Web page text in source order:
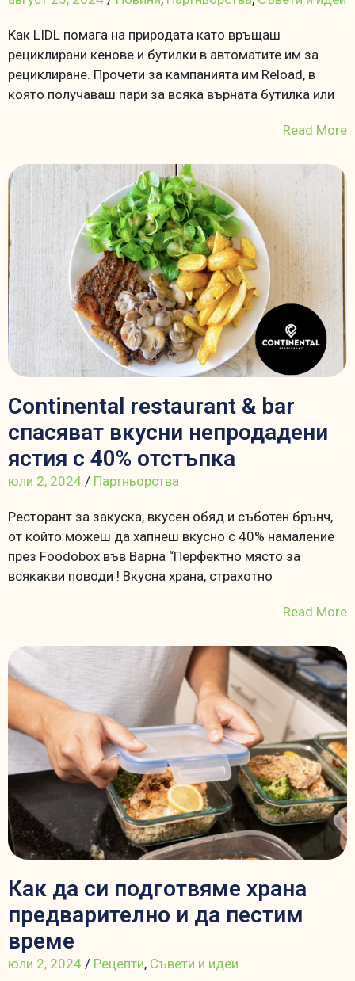
Как LIDL помага на природата като връщаш
рециклирани кенове и бутилки в автоматите им за
рециклиране. Прочети за кампанията им Reload, в
която получаваш пари за всяка върната бутилка или
Read More
Continental restaurant & bar
спасяват вкусни непродадени
ястия с 40% отстъпка
юли 2, 2024 / Партньорства
Ресторант за закуска, вкусен обяд и съботен брънч,
от който можеш да хапнеш вкусно с 40% намаление
през Foodobox във Варна “Перфектно място за
всякакви поводи ! Вкусна храна, страхотно
Read More
Как да си подготвяме храна
предварително и да пестим
време
юли 2, 2024 / Рецепти, Съвети и идеи